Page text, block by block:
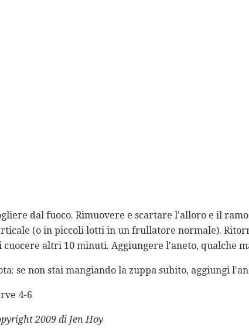
dal fuoco. Rimuovere e scartare l'alloro e il
(o in piccoli lotti in un frullatore normale).
cuocere altri 10 minuti. Aggiungere l'aneto, qualche
se non stai mangiando la zuppa subito, aggiungi
4-6
2009 di Jen Hoy